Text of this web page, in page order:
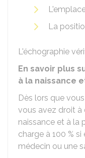
La
L'échographie
En savoir plus
à la naissance
Dès lors que
vous avez droit à
naissance et à la
charge à 100 % si
médecin ou une